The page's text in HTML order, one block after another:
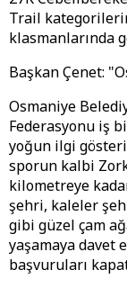
Trail
klasmanlarında
Başkan Çenet:
Osmaniye
Federasyonu iş
yoğun ilgi
sporun kalbi
kilometreye
şehri, kaleler
gibi güzel çam
yaşamaya davet
başvuruları